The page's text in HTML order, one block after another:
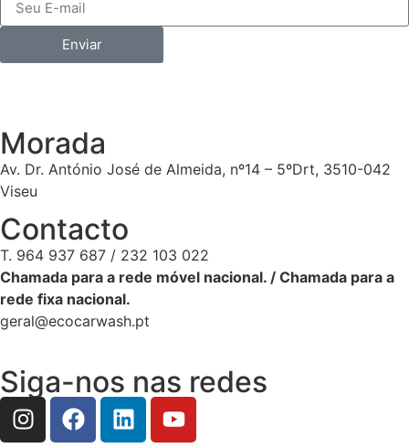
Enviar
Morada
Av. Dr. António José de Almeida, nº14 – 5ºDrt, 3510-042
Viseu
Contacto
T. 964 937 687 / 232 103 022
Chamada para a rede móvel nacional. / Chamada para a
rede fixa nacional.
geral@ecocarwash.pt
Siga-nos nas redes